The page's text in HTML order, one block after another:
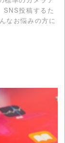
SNS投稿するた
なお悩みの方に